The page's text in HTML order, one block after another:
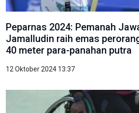
Peparnas 2024: Pemanah
Jamalludin raih emas
40 meter para-panahan putra
12 Oktober 2024 13:37